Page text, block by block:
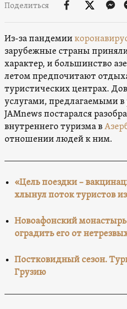
Поделиться
Из-за пандемии
зарубежные страны
характер, и большинство
летом предпочитают
туристических центрах.
услугами, предлагаемыми в
JAMnews постарался
внутреннего туризма в
отношении людей к ним.
«Цель поездки –
хлынул поток туристов
Новоафонский
оградить его от
Постковидный сезон.
Грузию